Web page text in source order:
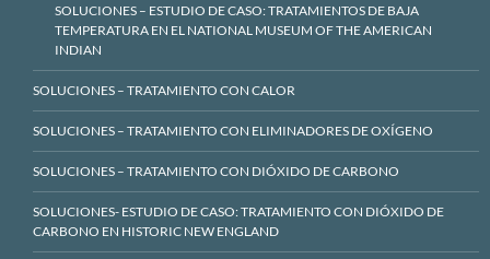
SOLUCIONES – ESTUDIO DE CASO: TRATAMIENTOS DE BAJA
TEMPERATURA EN EL NATIONAL MUSEUM OF THE AMERICAN
INDIAN
SOLUCIONES – TRATAMIENTO CON CALOR
SOLUCIONES – TRATAMIENTO CON ELIMINADORES DE OXÍGENO
SOLUCIONES – TRATAMIENTO CON DIÓXIDO DE CARBONO
SOLUCIONES- ESTUDIO DE CASO: TRATAMIENTO CON DIÓXIDO DE
CARBONO EN HISTORIC NEW ENGLAND